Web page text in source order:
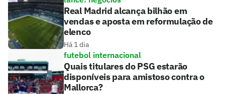
Real Madrid alcança bilhão em
vendas e aposta em reformulação de
elenco
Há 1 dia
futebol internacional
Quais titulares do PSG estarão
disponíveis para amistoso contra o
Mallorca?